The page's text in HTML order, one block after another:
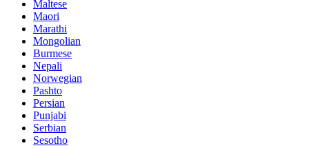
Maltese
Maori
Marathi
Mongolian
Burmese
Nepali
Norwegian
Pashto
Persian
Punjabi
Serbian
Sesotho